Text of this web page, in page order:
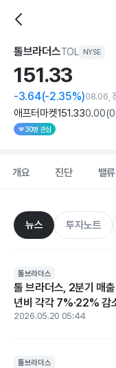
톨브라더스TOL NYSE
151.33
-3.64(-2.35%)08.06,
애프터마켓151.330.00(0
30명 관심
개요 진단 밸류
뉴스 투자노트
톨브라더스
톨 브라더스, 2분기 매
년비 각각 7%·22% 감
2026.05.20 05:44
톨브라더스